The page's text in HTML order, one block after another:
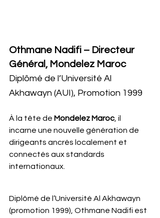
Othmane Nadifi – Directeur
Général, Mondelez Maroc
Diplômé de l’Université Al
Akhawayn (AUI), Promotion 1999
À la tête de Mondelez Maroc, il
incarne une nouvelle génération de
dirigeants ancrés localement et
connectés aux standards
internationaux.
Diplômé de l’Université Al Akhawayn
(promotion 1999), Othmane Nadifi est